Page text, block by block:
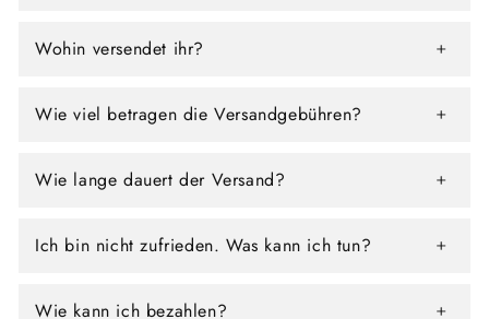
Wohin versendet ihr?
Wie viel betragen die Versandgebühren?
Wie lange dauert der Versand?
Ich bin nicht zufrieden. Was kann ich tun?
Wie kann ich bezahlen?